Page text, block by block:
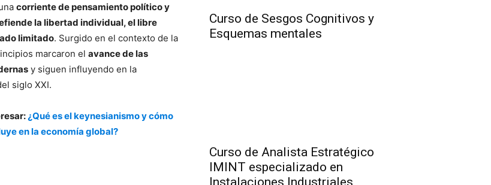
corriente de pensamiento político y
la libertad individual, el libre
limitado. Surgido en el contexto de la
marcaron elavance de las
y siguen influyendo en la
siglo XXI.
¿Qué es el keynesianismo y cómo
en la economía global?
Curso de Sesgos Cognitivos y
Esquemas mentales
Curso de Analista Estratégico
IMINT especializado en
Instalaciones Industriales